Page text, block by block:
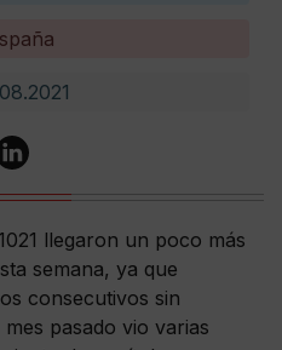
llegaron un poco más
semana, ya que
consecutivos sin
pasado vio varias